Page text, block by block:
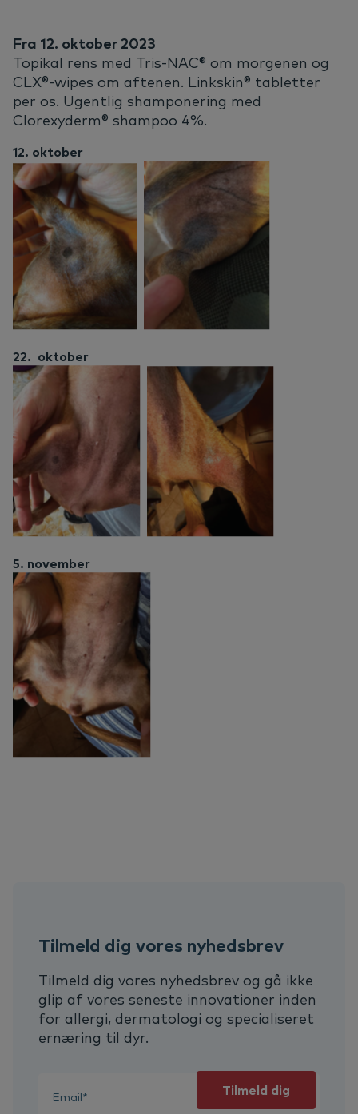
Fra 12. oktober 2023
Topikal rens med Tris-NAC® om morgenen og
CLX®-wipes om aftenen. Linkskin® tabletter
per os. Ugentlig shamponering med
Clorexyderm® shampoo 4%.
12. oktober
22. oktober
5. november
Tilmeld dig vores nyhedsbrev
Tilmeld dig vores nyhedsbrev og gå ikke
glip af vores seneste innovationer inden
for allergi, dermatologi og specialiseret
ernæring til dyr.